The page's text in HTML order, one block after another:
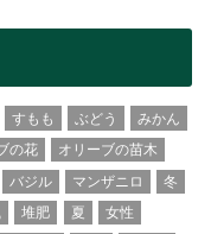
すもも ぶどう
みかん
の花
オリーブの苗木
バジル マンザニロ
冬
堆肥 夏
女性